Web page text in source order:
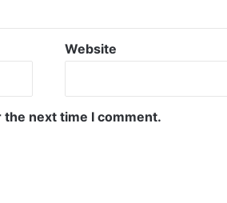
Website
next time I comment.